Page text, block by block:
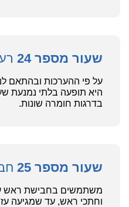
שעור מספר 24
על פי ההערכות ובהתאם
היא תופעה בלתי נמנעת
בדרגות חומרה שונות.
שעור מספר 25
משתמשים בחבישת ראש
וחתכי ראש, עד שמגיעה